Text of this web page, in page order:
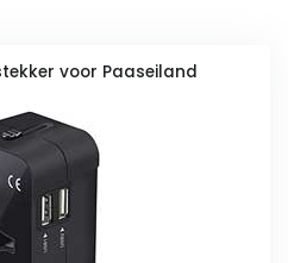
voor Paaseiland